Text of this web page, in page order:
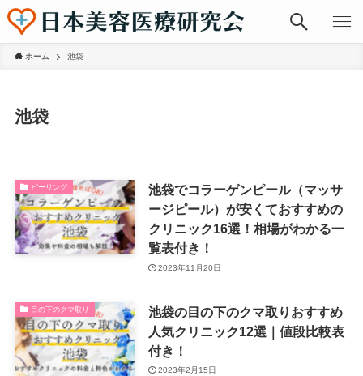
ホーム 池袋
池袋
ピーリング
池袋でコラーゲンピール（マッサ
ージピール）が安くておすすめの
クリニック16選！相場がわかる一
覧表付き！
2023年11月20日
目の下のクマ取り
池袋の目の下のクマ取りおすすめ
人気クリニック12選｜値段比較表
付き！
2023年2月15日